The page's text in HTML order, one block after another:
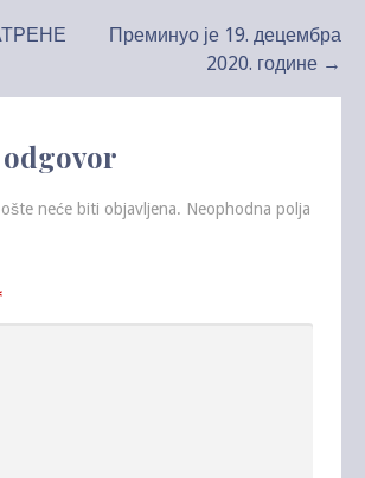
Преминуо је 19. децембра
2020. године →
neće biti objavljena. Neophodna polja